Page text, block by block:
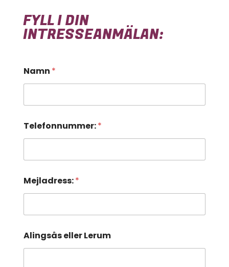
FYLL I DIN
INTRESSEANMÄLAN:
Namn *
Telefonnummer:*
Mejladress:*
Alingsås eller Lerum